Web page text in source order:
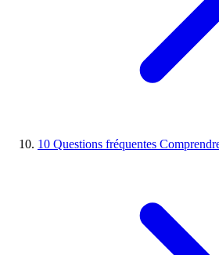
10 Questions fréquentes